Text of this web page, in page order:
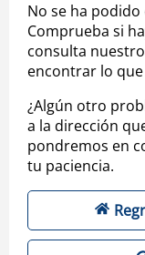
No se ha
Comprueba si
consulta
encontrar lo
¿Algún otro
a la dirección
pondremos en
tu paciencia.